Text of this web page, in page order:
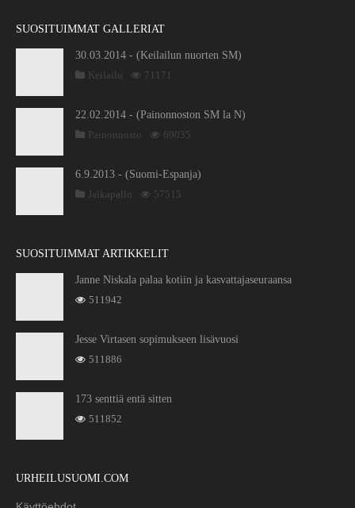
SUOSITUIMMAT GALLERIAT
30.03.2014 - (Keilailun nuorten SM)
Keilailu
71171
22.02.2014 - (Painonnoston SM la N)
Painonnosto
69035
6.9.2013 - (Suomi-Espanja)
Jalkapallo
57515
SUOSITUIMMAT ARTIKKELIT
Janne Niskala palaa kotiin ja kasvattajaseuraansa
511942
Jesse Virtasen sopimukseen lisävuosi
511886
173 senttiä entä sitten
511852
URHEILUSUOMI.COM